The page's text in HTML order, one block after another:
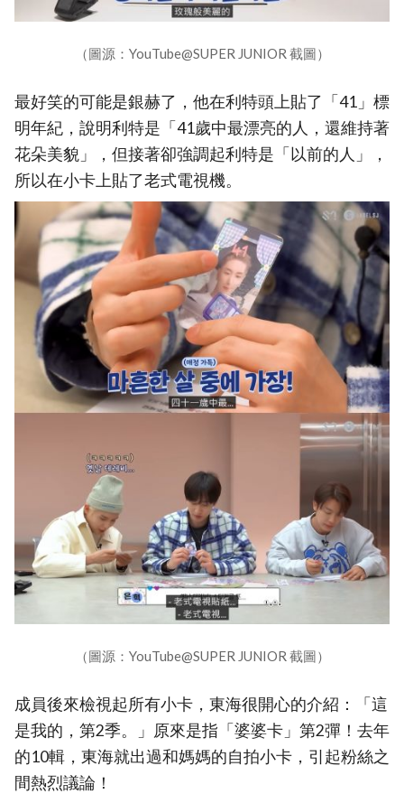
（圖源：YouTube@SUPER JUNIOR 截圖）
最好笑的可能是銀赫了，他在利特頭上貼了「41」標
明年紀，說明利特是「41歲中最漂亮的人，還維持著
花朵美貌」，但接著卻強調起利特是「以前的人」，
所以在小卡上貼了老式電視機。
（圖源：YouTube@SUPER JUNIOR 截圖）
成員後來檢視起所有小卡，東海很開心的介紹：「這
是我的，第2季。」原來是指「婆婆卡」第2彈！去年
的10輯，東海就出過和媽媽的自拍小卡，引起粉絲之
間熱烈議論！